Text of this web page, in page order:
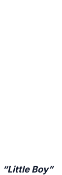
“Little Boy”